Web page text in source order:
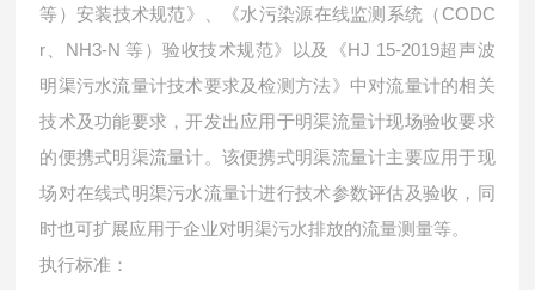
等）安装技术规范》、《水污染源在线监测系统（CODC
r、NH3-N 等）验收技术规范》以及《HJ 15-2019超声波
明渠污水流量计技术要求及检测方法》中对流量计的相关
技术及功能要求，开发出应用于明渠流量计现场验收要求
的便携式明渠流量计。该便携式明渠流量计主要应用于现
场对在线式明渠污水流量计进行技术参数评估及验收，同
时也可扩展应用于企业对明渠污水排放的流量测量等。
执行标准：